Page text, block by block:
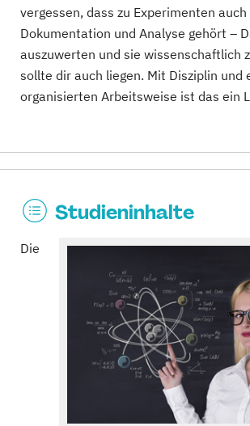
vergessen, dass zu Experimenten auch
Dokumentation und Analyse gehört –
auszuwerten und sie wissenschaftlich
sollte dir auch liegen. Mit Disziplin und
organisierten Arbeitsweise ist das ein
Studieninhalte
Die